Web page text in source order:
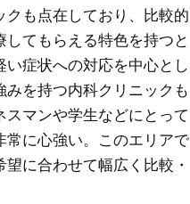
も点在しており、比較的
てもらえる特色を持つと
症状への対応を中心とし
を持つ内科クリニックも
マンや学生などにとって
に心強い。このエリアで
に合わせて幅広く比較・